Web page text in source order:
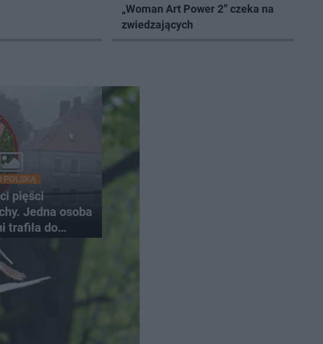
„Woman Art Power 2” czeka na
zwiedzających
POLSKĄ
pięści
Jedna osoba
trafiła do